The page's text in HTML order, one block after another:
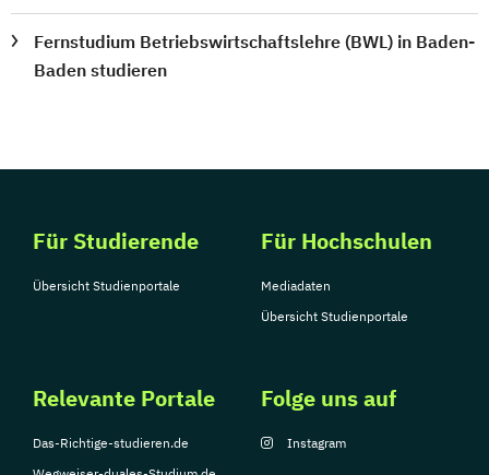
Fernstudium Betriebswirtschaftslehre (BWL) in Baden-
Baden studieren
Für Studierende
Übersicht Studienportale
Für Hochschulen
Mediadaten
Übersicht Studienportale
Relevante Portale
Das-Richtige-studieren.de
Folge uns auf
Instagram